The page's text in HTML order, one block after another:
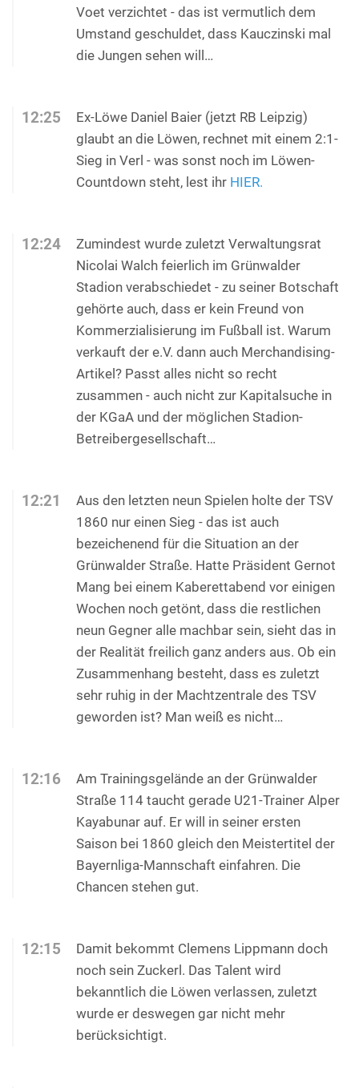
Voet verzichtet - das ist vermutlich dem
Umstand geschuldet, dass Kauczinski mal
die Jungen sehen will…
12:25
Ex-Löwe Daniel Baier (jetzt RB Leipzig)
glaubt an die Löwen, rechnet mit einem 2:1-
Sieg in Verl - was sonst noch im Löwen-
Countdown steht, lest ihr HIER.
12:24
Zumindest wurde zuletzt Verwaltungsrat
Nicolai Walch feierlich im Grünwalder
Stadion verabschiedet - zu seiner Botschaft
gehörte auch, dass er kein Freund von
Kommerzialisierung im Fußball ist. Warum
verkauft der e.V. dann auch Merchandising-
Artikel? Passt alles nicht so recht
zusammen - auch nicht zur Kapitalsuche in
der KGaA und der möglichen Stadion-
Betreibergesellschaft…
12:21
Aus den letzten neun Spielen holte der TSV
1860 nur einen Sieg - das ist auch
bezeichenend für die Situation an der
Grünwalder Straße. Hatte Präsident Gernot
Mang bei einem Kaberettabend vor einigen
Wochen noch getönt, dass die restlichen
neun Gegner alle machbar sein, sieht das in
der Realität freilich ganz anders aus. Ob ein
Zusammenhang besteht, dass es zuletzt
sehr ruhig in der Machtzentrale des TSV
geworden ist? Man weiß es nicht…
12:16
Am Trainingsgelände an der Grünwalder
Straße 114 taucht gerade U21-Trainer Alper
Kayabunar auf. Er will in seiner ersten
Saison bei 1860 gleich den Meistertitel der
Bayernliga-Mannschaft einfahren. Die
Chancen stehen gut.
12:15
Damit bekommt Clemens Lippmann doch
noch sein Zuckerl. Das Talent wird
bekanntlich die Löwen verlassen, zuletzt
wurde er deswegen gar nicht mehr
berücksichtigt.